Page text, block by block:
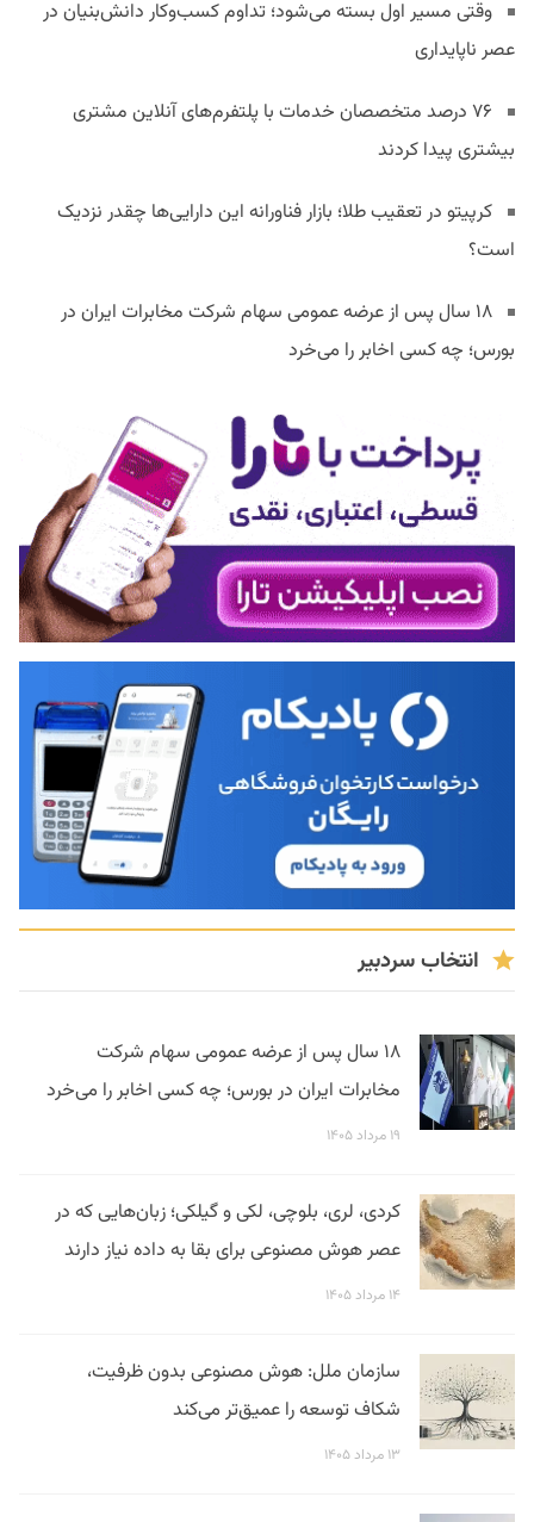
وقتی مسیر اول بسته می‌شود؛ تداوم کسب‌وکار دانش‌بنیان در
عصر ناپایداری
۷۶ درصد متخصصان خدمات با پلتفرم‌های آنلاین مشتری
بیشتری پیدا کردند
کرپیتو در تعقیب طلا؛ بازار فناورانه این دارایی‌ها چقدر نزدیک
است؟
۱۸ سال پس از عرضه عمومی سهام شرکت مخابرات ایران در
بورس؛ چه کسی اخابر را می‌خرد
انتخاب سردبیر
۱۸ سال پس از عرضه عمومی سهام شرکت
مخابرات ایران در بورس؛ چه کسی اخابر را می‌خرد
۱۹ مرداد ۱۴۰۵
کردی، لری، بلوچی، لکی و گیلکی؛ زبان‌هایی که در
عصر هوش مصنوعی برای بقا به داده نیاز دارند
۱۴ مرداد ۱۴۰۵
سازمان ملل: هوش مصنوعی بدون ظرفیت،
شکاف توسعه را عمیق‌تر می‌کند
۱۳ مرداد ۱۴۰۵